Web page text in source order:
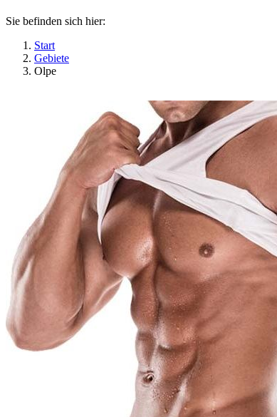
Sie befinden sich hier:
Start
Gebiete
Olpe